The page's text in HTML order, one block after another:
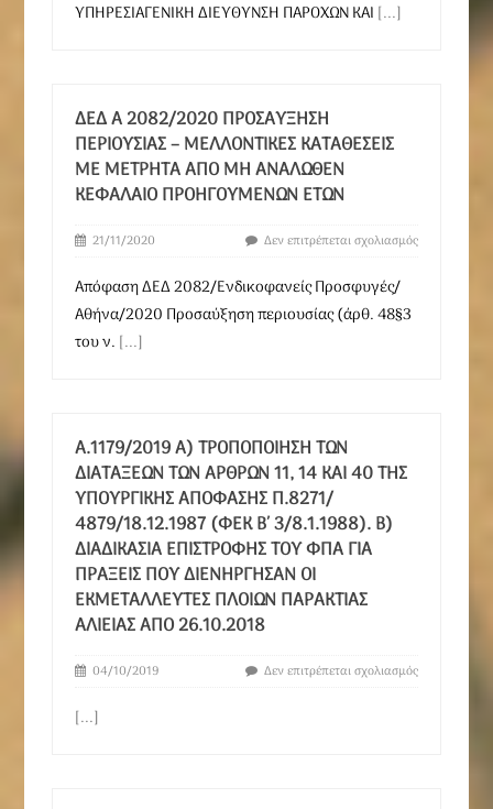
ΥΠΗΡΕΣΙΑΓΕΝΙΚΗ ΔΙΕΥΘΥΝΣΗ ΠΑΡΟΧΩΝ ΚΑΙ [...]
ΔΕΔ Α 2082/2020 ΠΡΟΣΑΎΞΗΣΗ
ΠΕΡΙΟΥΣΊΑΣ – ΜΕΛΛΟΝΤΙΚΈΣ ΚΑΤΑΘΈΣΕΙΣ
ΜΕ ΜΕΤΡΗΤΆ ΑΠΌ ΜΗ ΑΝΑΛΩΘΈΝ
ΚΕΦΆΛΑΙΟ ΠΡΟΗΓΟΥΜΈΝΩΝ ΕΤΏΝ
21/11/2020 Δεν επιτρέπεται σχολιασμός
Απόφαση ΔΕΔ 2082/Ενδικοφανείς Προσφυγές/
Αθήνα/2020 Προσαύξηση περιουσίας (άρθ. 48§3
του ν. [...]
Α.1179/2019 Α) ΤΡΟΠΟΠΟΊΗΣΗ ΤΩΝ
ΔΙΑΤΆΞΕΩΝ ΤΩΝ ΆΡΘΡΩΝ 11, 14 ΚΑΙ 40 ΤΗΣ
ΥΠΟΥΡΓΙΚΉΣ ΑΠΌΦΑΣΗΣ Π.8271/
4879/18.12.1987 (ΦΕΚ Β΄ 3/8.1.1988). Β)
ΔΙΑΔΙΚΑΣΊΑ ΕΠΙΣΤΡΟΦΉΣ ΤΟΥ ΦΠΑ ΓΙΑ
ΠΡΆΞΕΙΣ ΠΟΥ ΔΙΕΝΉΡΓΗΣΑΝ ΟΙ
ΕΚΜΕΤΑΛΛΕΥΤΈΣ ΠΛΟΊΩΝ ΠΑΡΆΚΤΙΑΣ
ΑΛΙΕΊΑΣ ΑΠΌ 26.10.2018
04/10/2019 Δεν επιτρέπεται σχολιασμός
[...]